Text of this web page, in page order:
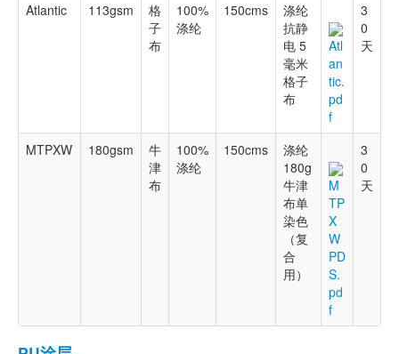
Atlantic 113gsm
格
子
布
100%
涤纶
150cms
涤纶
抗静
电 5
毫米
格子
布
Atl
an
tic.
pd
f
3
0
天
MTPXW 180gsm
牛
津
布
100%
涤纶
150cms
涤纶
180g
牛津
布单
染色
（复
合
用）
M
TP
X
W
PD
S.
pd
f
3
0
天